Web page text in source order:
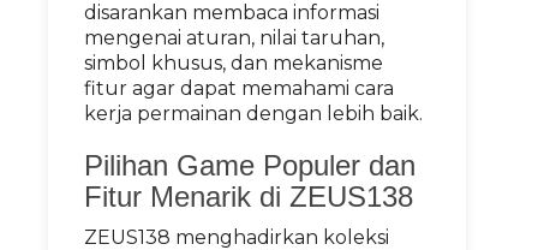
disarankan membaca informasi
mengenai aturan, nilai taruhan,
simbol khusus, dan mekanisme
fitur agar dapat memahami cara
kerja permainan dengan lebih baik.
Pilihan Game Populer dan
Fitur Menarik di ZEUS138
ZEUS138 menghadirkan koleksi